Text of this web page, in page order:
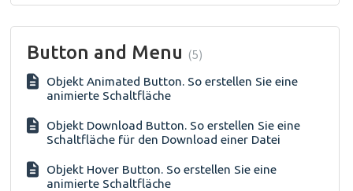
Button and Menu 5
Objekt Animated Button. So erstellen Sie eine
animierte Schaltfläche
Objekt Download Button. So erstellen Sie eine
Schaltfläche für den Download einer Datei
Objekt Hover Button. So erstellen Sie eine
animierte Schaltfläche